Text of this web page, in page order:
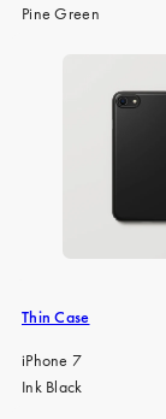
Alle Handymodelle
Pine Green
Thin Case
iPhone 7
Ink Black